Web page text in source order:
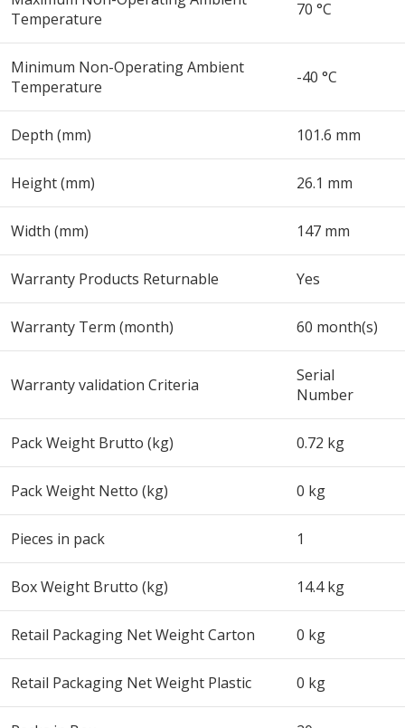
Temperature
70 °C
Minimum Non-Operating Ambient
Temperature
-40 °C
Depth (mm) 101.6 mm
Height (mm) 26.1 mm
Width (mm) 147 mm
Warranty Products Returnable Yes
Warranty Term (month) 60 month(s)
Warranty validation Criteria
Serial
Number
Pack Weight Brutto (kg) 0.72 kg
Pack Weight Netto (kg) 0 kg
Pieces in pack 1
Box Weight Brutto (kg) 14.4 kg
Retail Packaging Net Weight Carton 0 kg
Retail Packaging Net Weight Plastic 0 kg